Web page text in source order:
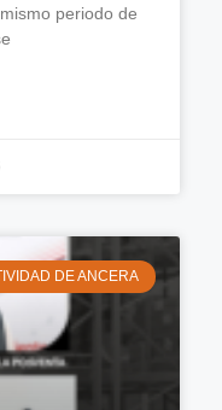
periodo de
DE ANCERA